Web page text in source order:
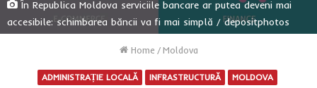
În Republica Moldova serviciile bancare ar putea deveni mai
accesibile: schimbarea băncii va fi mai simplă / depositphotos
Home / Moldova
ADMINISTRAȚIE LOCALĂ INFRASTRUCTURĂ MOLDOVA